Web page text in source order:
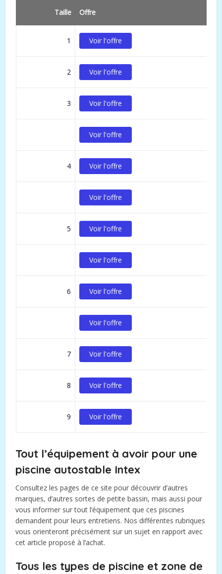
Taille Offre
1 Voir l'offre
2 Voir l'offre
3 Voir l'offre
Voir l'offre
4 Voir l'offre
Voir l'offre
5 Voir l'offre
Voir l'offre
6 Voir l'offre
Voir l'offre
7 Voir l'offre
8 Voir l'offre
9 Voir l'offre
Tout l’équipement à avoir pour une
piscine autostable Intex
Consultez les pages de ce site pour découvrir d’autres
marques, d’autres sortes de petite bassin, mais aussi pour
vous informer sur tout l’équipement que ces piscines
demandent pour leurs entretiens. Nos différentes rubriques
vous orienteront précisément sur un sujet en rapport avec
cet article proposé à l’achat.
Tous les types de piscine et zone de